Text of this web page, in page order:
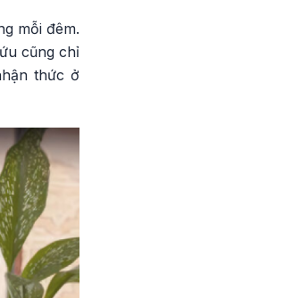
mỗi đêm.
cũng chỉ
thức ở